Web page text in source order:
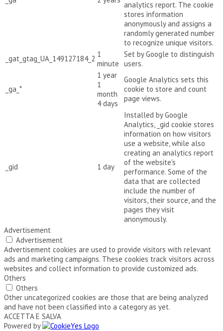
analytics report. The cookie
stores information
anonymously and assigns a
randomly generated number
to recognize unique visitors.
_gat_gtag_UA_149127184_2 1
minute
Set by Google to distinguish
users.
_ga_*
1 year
1
month
4 days
Google Analytics sets this
cookie to store and count
page views.
_gid 1 day
Installed by Google
Analytics, _gid cookie stores
information on how visitors
use a website, while also
creating an analytics report
of the website's
performance. Some of the
data that are collected
include the number of
visitors, their source, and the
pages they visit
anonymously.
Advertisement
Advertisement
Advertisement cookies are used to provide visitors with relevant
ads and marketing campaigns. These cookies track visitors across
websites and collect information to provide customized ads.
Others
Others
Other uncategorized cookies are those that are being analyzed
and have not been classified into a category as yet.
ACCETTA E SALVA
Powered by